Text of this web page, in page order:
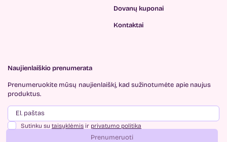
Dovanų kuponai
Kontaktai
Naujienlaiškio prenumerata
Prenumeruokite mūsų naujienlaiškį, kad sužinotumėte apie naujus
produktus.
Sutinku su taisyklėmis ir privatumo politika
Prenumeruoti